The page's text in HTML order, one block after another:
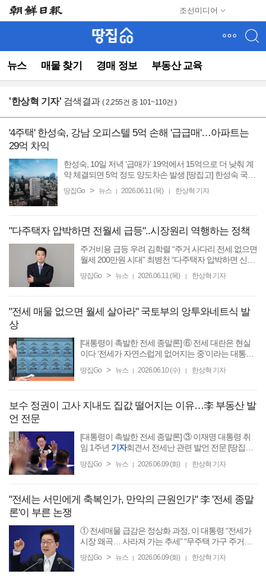
조선미디어
뉴스 매물 찾기 경매 정보 부동산 교육
뉴
(컨
영
동)
'한상혁 기자' 검색결과 ( 2,255건 중 101~110건 )
'4주택' 한성숙, 강남 오피스텔 5억 손해 '급급매'…아파트는
29억 차익
한성숙, 10일 저녁 ‘급매가’ 19억에서 15억으로 더 낮춰 계
약 체결되면 5억 정도 양도차손 발생 [땅집고] 한성숙 국무
양가 20억원보다 5억원이 낮은 15억원에 급매로 ...
땅집Go > 뉴스 2026.06.11 (목) 한상혁 기자
"다주택자 압박하면 전월세 급등"..시장원리 역행하는 정책
주거비용 급등 우려 김학렬 “주거 사다리 전세 없으면
월세 200만원 시대” 최병천 “다주택자 압박하면 신규
취임 1주년기자 회견에서
땅집Go > 뉴스 2026.06.11 (목) 한상혁 기자
"전세 매물 없으면 월세 살아라" 국토부의 앙투와네트식 발
상
[대통령이 촉발한 전세 종말론] ⑥ 전세 대란은 현실
이다 ‘전세가 자연스럽게 없어지는 중’이라는 대통령
지로 전세 없애면서 나타난 현상” [땅집고] 이재명 ...
땅집Go > 뉴스 | 2026.06.10 (수) | 한상혁 기자
보수 정권이 고사 지내도 집값 떨어지는 이유…李 부동산 발
언 전문
[대통령이 촉발한 전세 종말론] ③ 이재명 대통령 취
임 1주년 기자회견서 전세난 관련 발언 전문 [땅집고]
제도에 대한 논란을
땅집Go > 뉴스 | 2026.06.09 (화) | 한상혁 기자
"전세는 서민에게 축복인가, 만악의 근원인가" 李 '전세 종말
론'이 부른 논쟁
① 전세매물 급감은 정상화 과정, 이 대통령 “전세가
시장 왜곡… 사라져 가는 추세” “무주택 가구 주거비
임 1주년
기자회견에서
땅집Go > 뉴스 | 2026.06.09 (화) | 한상혁 기자